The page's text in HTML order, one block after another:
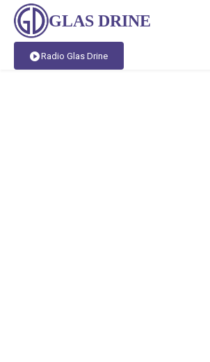
GLAS DRINE
Radio Glas Drine